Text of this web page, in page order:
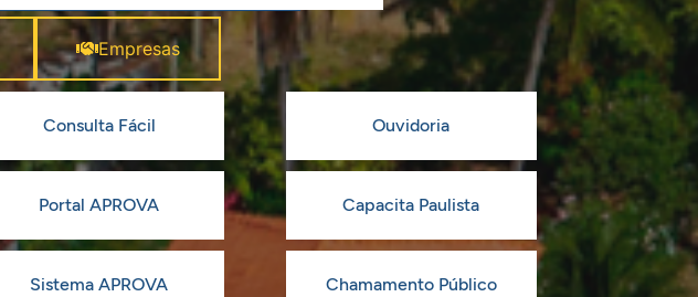
Empresas
Consulta Fácil Ouvidoria
Portal APROVA Capacita Paulista
Sistema APROVA Chamamento Público